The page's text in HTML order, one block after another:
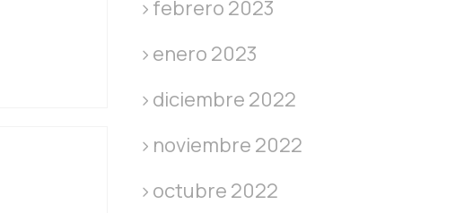
febrero 2023
enero 2023
diciembre 2022
noviembre 2022
octubre 2022